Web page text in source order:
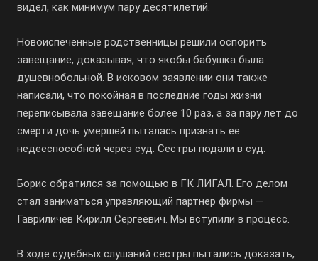
видел, как минимум пару десятилетий.
Новоиспеченные родственницы решили оспорить
завещание, доказывая, что якобы бабушка была
душевнобольной. В исковом заявлении они также
написали, что покойная в последние годы жизни
переписывала завещание более 10 раз, а за пару лет до
смерти дочь умершей пыталась признать ее
недееспособной через суд. Сестры подали в суд.
Борис обратился за помощью в ГК ЛИГАЛ. Его делом
стал заниматься управляющий партнер фирмы —
Гавриличев Кирилл Сергеевич. Мы вступили в процесс.
В ходе судебных слушаний сестры пытались доказать,